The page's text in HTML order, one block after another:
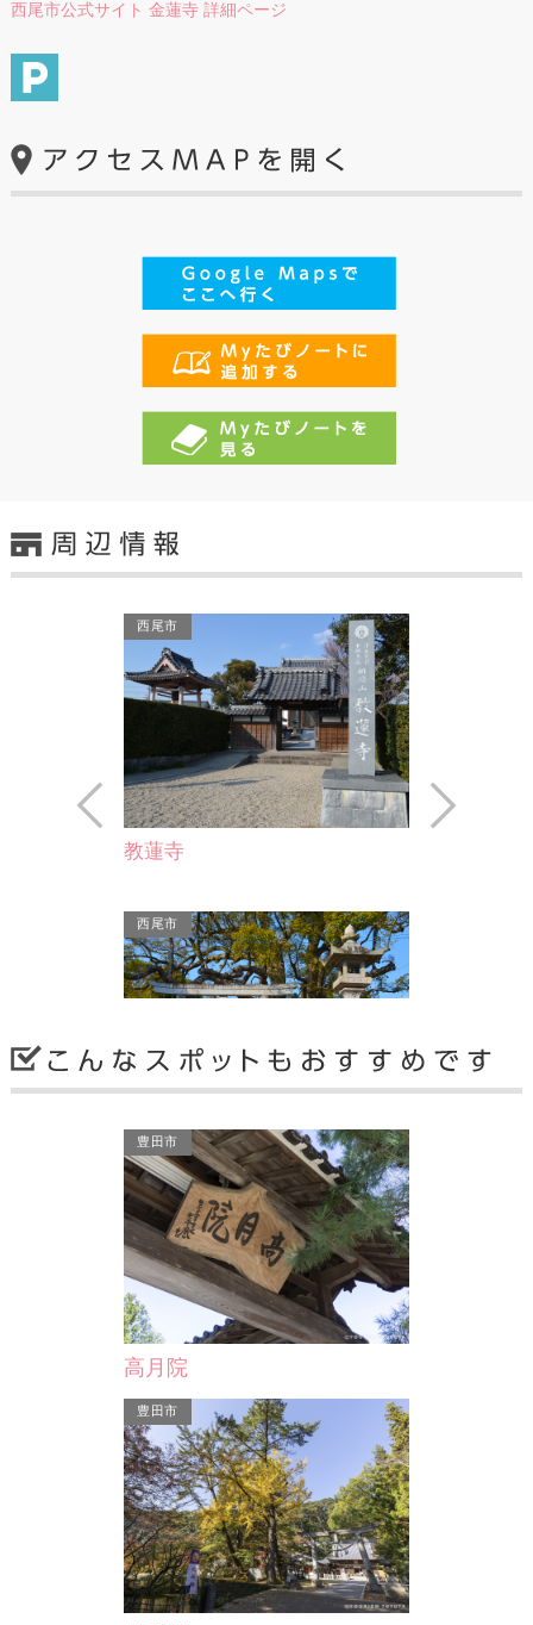
西尾市公式サイト 金蓮寺 詳細ページ
西尾市
教蓮寺
西尾市
羽利神社
羽利神社には、熱田神宮神木のクスの
種をまいたと伝えられる根元より幹が
2つに分かれている、双…
西尾市
海蔵寺
西尾市
Prev
豊田市
高月院
豊田市